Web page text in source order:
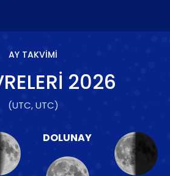
AY TAKVIMI
2026
(UTC, UTC)
DOLUNAY